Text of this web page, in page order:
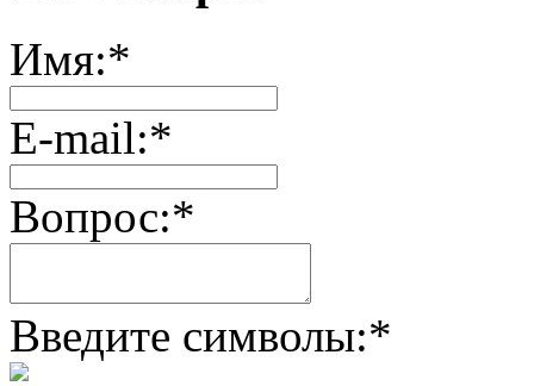
Имя:*
E-mail:*
Вопрос:*
Введите символы:*